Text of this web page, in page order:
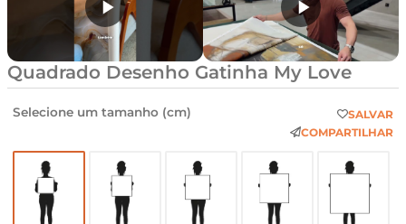
Quadrado Desenho Gatinha My Love
Selecione um tamanho (cm)
SALVAR
COMPARTILHAR